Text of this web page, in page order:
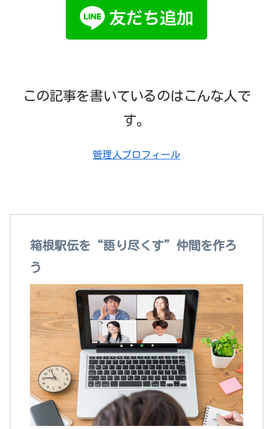
この記事を書いているのはこんな人で
す。
管理人プロフィール
箱根駅伝を“語り尽くす”仲間を作ろ
う